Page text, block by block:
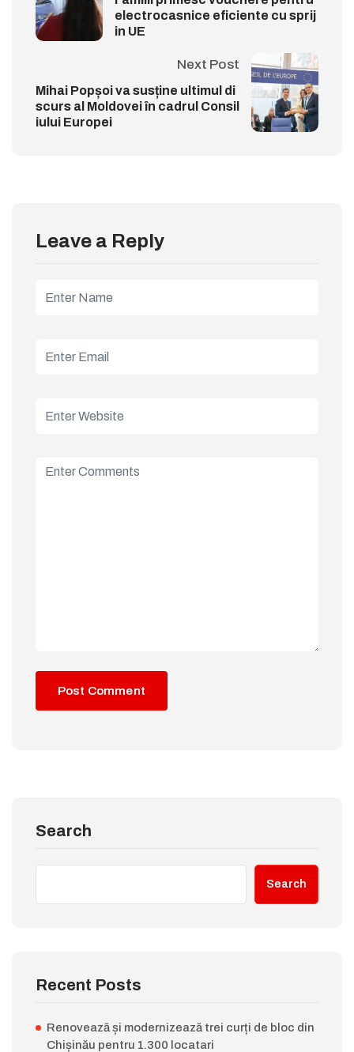
electrocasnice eficiente cu sprij
in UE
Next Post
Mihai Popșoi va susține ultimul di
scurs al Moldovei în cadrul Consil
iului Europei
Leave a Reply
Search
Search
Recent Posts
Renovează și modernizează trei curți de bloc din
Chișinău pentru 1.300 locatari